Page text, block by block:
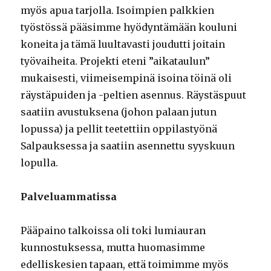
myös apua tarjolla. Isoimpien palkkien
työstössä pääsimme hyödyntämään kouluni
koneita ja tämä luultavasti joudutti joitain
työvaiheita. Projekti eteni ”aikataulun”
mukaisesti, viimeisempinä isoina töinä oli
räystäpuiden ja -peltien asennus. Räystäspuut
saatiin avustuksena (johon palaan jutun
lopussa) ja pellit teetettiin oppilastyönä
Salpauksessa ja saatiin asennettu syyskuun
lopulla.
Palveluammatissa
Pääpaino talkoissa oli toki lumiauran
kunnostuksessa, mutta huomasimme
edelliskesien tapaan, että toimimme myös